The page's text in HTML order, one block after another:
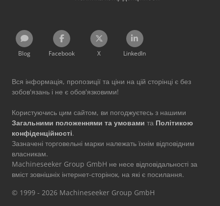
Blog Facebook X LinkedIn
Вся інформація, пропозиції та ціни на цій сторінці є без
зобов'язань і не є обов'язковими!
Користуючись цим сайтом, ви погоджуєтесь з нашими
Загальними положеннями та умовами та Політикою
конфіденційності.
Зазначені торговельні марки належать їхнім відповідним
власникам.
Machineseeker Group GmbH не несе відповідальності за
вміст зовнішніх інтернет-сторінок, на які є посилання.
© 1999 - 2026 Machineseeker Group GmbH